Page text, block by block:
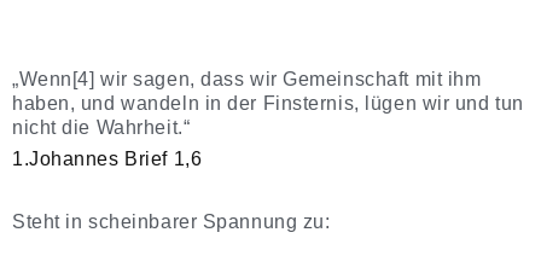
„Wenn[4] wir sagen, dass wir Gemeinschaft mit ihm
haben, und wandeln in der Finsternis, lügen wir und tun
nicht die Wahrheit.“
1.Johannes Brief 1,6
Steht in scheinbarer Spannung zu: